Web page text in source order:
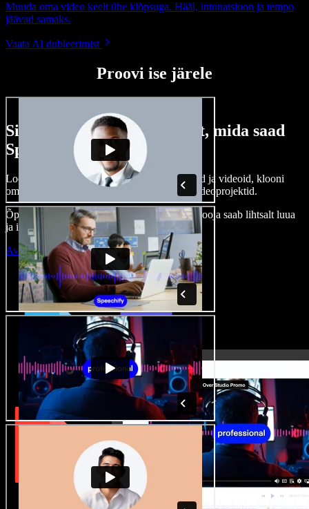
Muuda oma video keelt ühe klõpsuga. Hääl, intonatsioon ja tempo
jäävad samaks.
Vaata AI dubleerimist
Proovi ise järele
Siin on vaid väike osa sellest, mida saad
Speechify Studioga teha.
Loo voice-over’eid, kasuta tasuta pilte, helisid ja videoid, klooni
oma häält ja pane kokku terviklikud audio-videoprojektid.
Õppimiskõver puudub, kõik töötab veebis – looja saab lihtsalt luua
ja ideed kiiresti ellu viia.
Ava Studio